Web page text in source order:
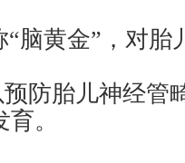
“脑黄金”，对
预防胎儿神经管
。